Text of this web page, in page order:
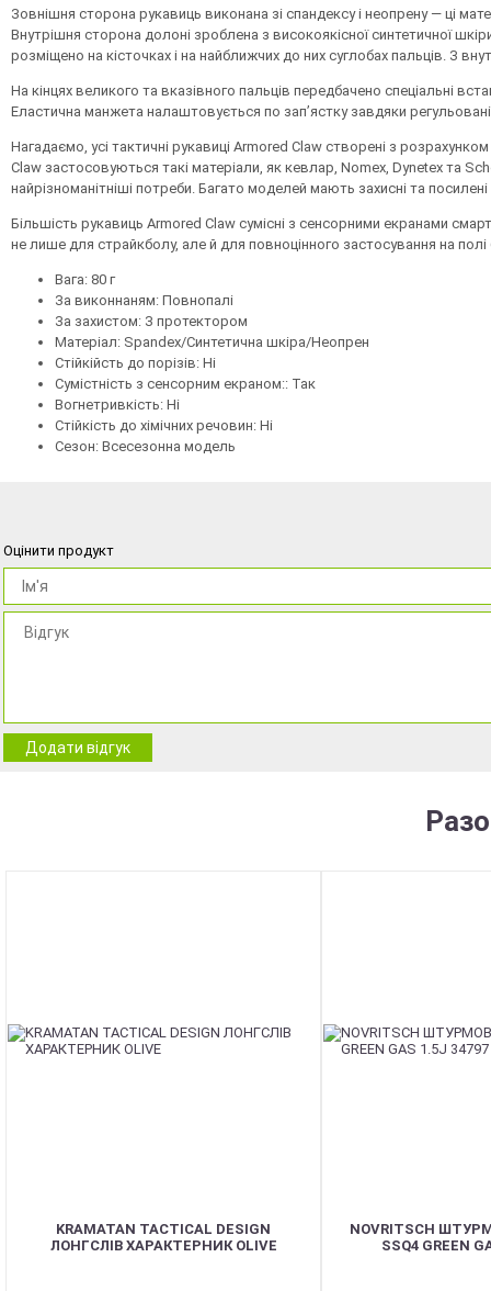
Зовнішня сторона рукавиць виконана зі спандексу і неопрену — ці
Внутрішня сторона долоні зроблена з високоякісної синтетичної
розміщено на кісточках і на найближчих до них суглобах пальців. З
На кінцях великого та вказівного пальців передбачено спеціальні
Еластична манжета налаштовується по зап’ястку завдяки
Нагадаємо, усі тактичні рукавиці Armored Claw створені з
Claw застосовуються такі матеріали, як кевлар, Nomex, Dynetex та
найрізноманітніші потреби. Багато моделей мають захисні та
Більшість рукавиць Armored Claw сумісні з сенсорними екранами
не лише для страйкболу, але й для повноцінного застосування на
Вага: 80 г
За виконнаням: Повнопалі
За захистом: З протектором
Матеріал: Spandex/Синтетична шкіра/Неопрен
Стійкійсть до порізів: Ні
Сумістність з сенсорним екраном:: Так
Вогнетривкість: Ні
Стійкість до хімічних речовин: Ні
Сезон: Всесезонна модель
Оцінити продукт
Додати відгук
KRAMATAN TACTICAL DESIGN
ЛОНГСЛІВ ХАРАКТЕРНИК OLIVE
NOVRITSCH
SSQ4 GREEN